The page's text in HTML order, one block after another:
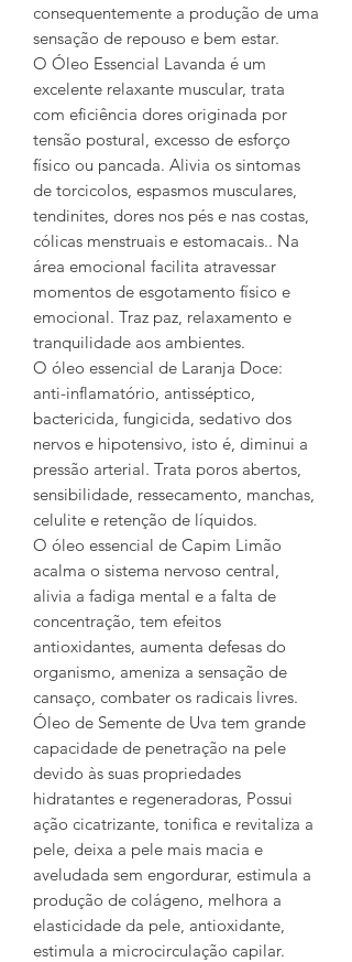
consequentemente a produção de uma
sensação de repouso e bem estar.
O Óleo Essencial Lavanda é um
excelente relaxante muscular, trata
com eficiência dores originada por
tensão postural, excesso de esforço
físico ou pancada. Alivia os sintomas
de torcicolos, espasmos musculares,
tendinites, dores nos pés e nas costas,
cólicas menstruais e estomacais.. Na
área emocional facilita atravessar
momentos de esgotamento físico e
emocional. Traz paz, relaxamento e
tranquilidade aos ambientes.
O óleo essencial de Laranja Doce:
anti-inflamatório, antisséptico,
bactericida, fungicida, sedativo dos
nervos e hipotensivo, isto é, diminui a
pressão arterial. Trata poros abertos,
sensibilidade, ressecamento, manchas,
celulite e retenção de líquidos.
O óleo essencial de Capim Limão
acalma o sistema nervoso central,
alivia a fadiga mental e a falta de
concentração, tem efeitos
antioxidantes, aumenta defesas do
organismo, ameniza a sensação de
cansaço, combater os radicais livres.
Óleo de Semente de Uva tem grande
capacidade de penetração na pele
devido às suas propriedades
hidratantes e regeneradoras, Possui
ação cicatrizante, tonifica e revitaliza a
pele, deixa a pele mais macia e
aveludada sem engordurar, estimula a
produção de colágeno, melhora a
elasticidade da pele, antioxidante,
estimula a microcirculação capilar.